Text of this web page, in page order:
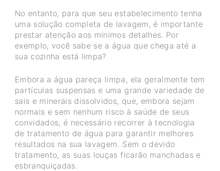
No entanto, para que seu estabelecimento tenha
uma solução completa de lavagem, é importante
prestar atenção aos mínimos detalhes. Por
exemplo, você sabe se a água que chega até a
sua cozinha está limpa?
Embora a água pareça limpa, ela geralmente tem
partículas suspensas e uma grande variedade de
sais e minerais dissolvidos, que, embora sejam
normais e sem nenhum risco à saúde de seus
convidados, é necessário recorrer à tecnologia
de tratamento de água para garantir melhores
resultados na sua lavagem. Sem o devido
tratamento, as suas louças ficarão manchadas e
esbranquiçadas.